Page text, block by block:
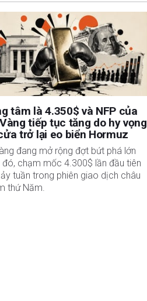
tâm là 4.350$ và NFP của
tiếp tục tăng do hy vọng
trở lại eo biển Hormuz
đang mở rộng đợt bứt phá lớn
chạm mốc 4.300$ lần đầu tiên
tuần trong phiên giao dịch châu
thứ Năm.